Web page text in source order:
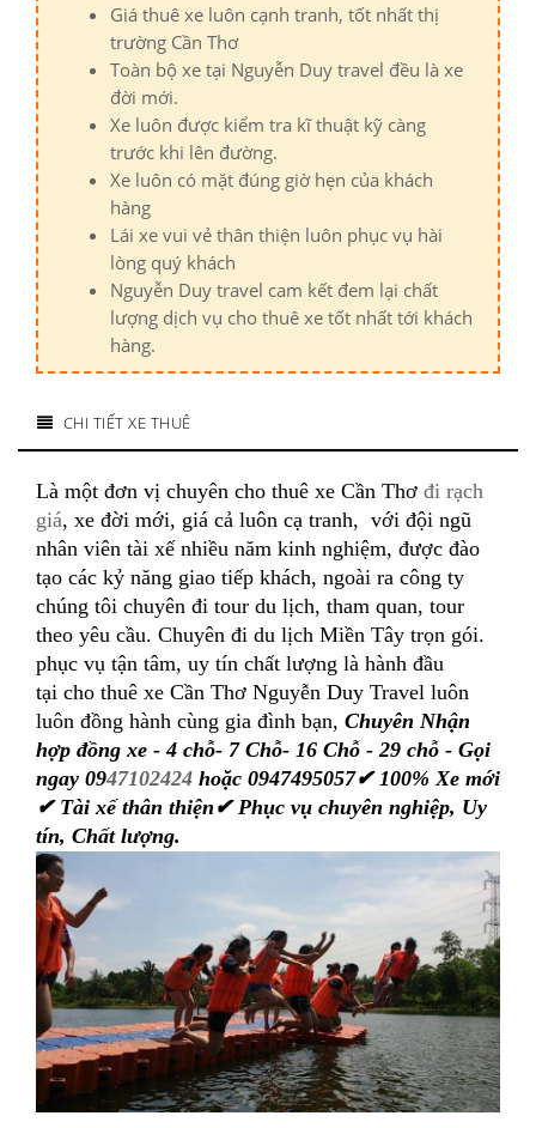
Giá thuê xe luôn cạnh tranh, tốt nhất thị
trường Cần Thơ
Toàn bộ xe tại Nguyễn Duy travel đều là xe
đời mới.
Xe luôn được kiểm tra kĩ thuật kỹ càng
trước khi lên đường.
Xe luôn có mặt đúng giờ hẹn của khách
hàng
Lái xe vui vẻ thân thiện luôn phục vụ hài
lòng quý khách
Nguyễn Duy travel cam kết đem lại chất
lượng dịch vụ cho thuê xe tốt nhất tới khách
hàng.
CHI TIẾT XE THUÊ
Là một đơn vị chuyên cho thuê xe Cần Thơ đi rạch
giá, xe đời mới, giá cả luôn cạ tranh, với đội ngũ
nhân viên tài xế nhiều năm kinh nghiệm, được đào
tạo các kỷ năng giao tiếp khách, ngoài ra công ty
chúng tôi chuyên đi tour du lịch, tham quan, tour
theo yêu cầu. Chuyên đi du lịch Miền Tây trọn gói.
phục vụ tận tâm, uy tín chất lượng là hành đầu
tại cho thuê xe Cần Thơ Nguyễn Duy Travel luôn
luôn đồng hành cùng gia đình bạn, Chuyên Nhận
hợp đồng xe - 4 chỗ- 7 Chỗ- 16 Chỗ - 29 chỗ - Gọi
ngay 0947102424 hoặc 0947495057✔ 100% Xe mới
✔ Tài xế thân thiện✔ Phục vụ chuyên nghiệp, Uy
tín, Chất lượng.